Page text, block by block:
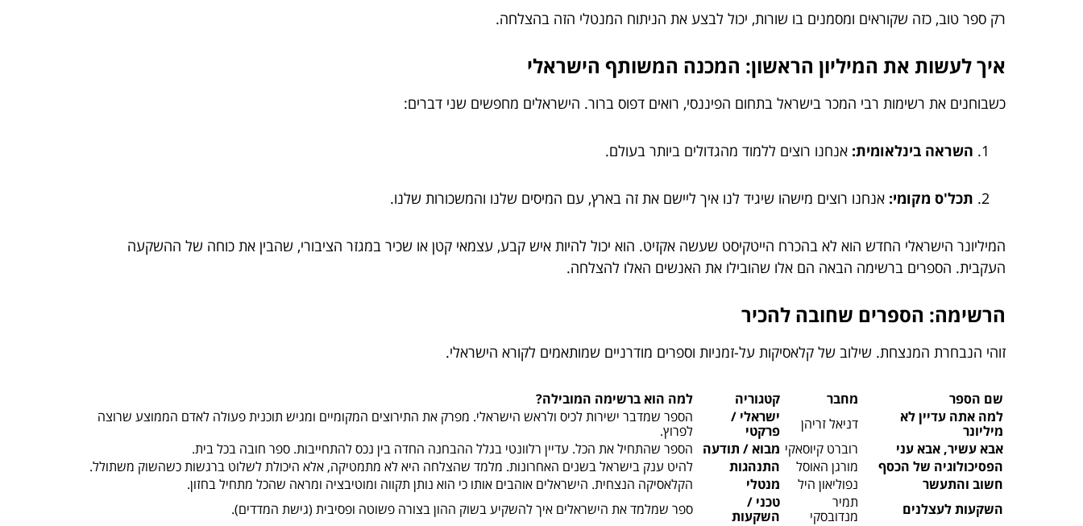
רק ספר טוב, כזה שקוראים ומסמנים בו שורות, יכול לבצע את הניתוח המנטלי הזה בהצלחה.
איך לעשות את המיליון הראשון: המכנה המשותף הישראלי
כשבוחנים את רשימות רבי המכר בישראל בתחום הפיננסי, רואים דפוס ברור. הישראלים מחפשים שני דברים:
השראה בינלאומית: אנחנו רוצים ללמוד מהגדולים ביותר בעולם.
תכל'ס מקומי: אנחנו רוצים מישהו שיגיד לנו איך ליישם את זה בארץ, עם המיסים שלנו והמשכורות שלנו.
המיליונר הישראלי החדש הוא לא בהכרח הייטקיסט שעשה אקזיט. הוא יכול להיות איש קבע, עצמאי קטן או שכיר במגזר הציבורי, שהבין את כוחה של ההשקעה
העקבית. הספרים ברשימה הבאה הם אלו שהובילו את האנשים האלו להצלחה.
הרשימה: הספרים שחובה להכיר
זוהי הנבחרת המנצחת. שילוב של קלאסיקות על-זמניות וספרים מודרניים שמותאמים לקורא הישראלי.
שם הספר מחבר קטגוריה
למה הוא ברשימה המובילה?
למה אתה עדיין לא
מיליונר
דניאל זריהן
ישראלי /
פרקטי
הספר שמדבר ישירות לכיס ולראש הישראלי. מפרק את התירוצים המקומיים ומגיש תוכנית פעולה לאדם הממוצע שרוצה
לפרוץ.
אבא עשיר, אבא עני
רוברט קיוסאקי מבוא / תודעה
הספר שהתחיל את הכל. עדיין רלוונטי בגלל ההבחנה החדה בין נכס להתחייבות. ספר חובה בכל בית.
הפסיכולוגיה של הכסף
מורגן האוסל התנהגות
להיט ענק בישראל בשנים האחרונות. מלמד שהצלחה היא לא מתמטיקה, אלא היכולת לשלוט ברגשות כשהשוק משתולל.
חשוב והתעשר
נפוליאון היל מנטלי
הקלאסיקה הנצחית. הישראלים אוהבים אותו כי הוא נותן תקווה ומוטיבציה ומראה שהכל מתחיל בחזון.
השקעות לעצלנים
תמיר
מנדובסקי
טכני /
השקעות
ספר שמלמד את הישראלים איך להשקיע בשוק ההון בצורה פשוטה ופסיבית (גישת המדדים).